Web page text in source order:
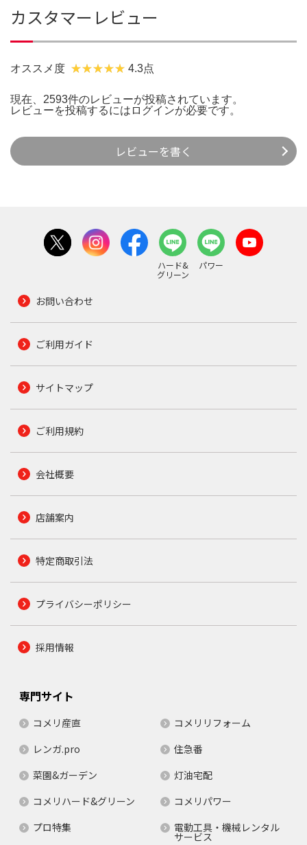
カスタマーレビュー
オススメ度 4.3点
現在、2593件のレビューが投稿されています。
レビューを投稿するには ログインが必要です。
レビューを書く
ハード&
グリーン
パワー
お問い合わせ
ご利用ガイド
サイトマップ
ご利用規約
会社概要
店舗案内
特定商取引法
プライバシーポリシー
採用情報
専門サイト
コメリ産直
コメリリフォーム
レンガ.pro
住急番
菜園&ガーデン
灯油宅配
コメリハード&グリーン
コメリパワー
プロ特集
電動工具・機械レンタル
サービス